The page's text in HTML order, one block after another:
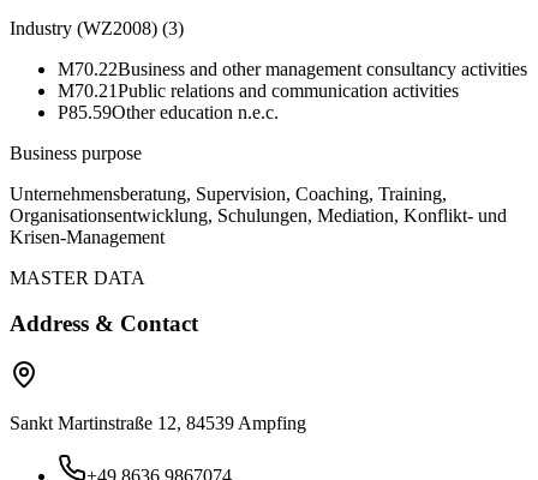
Industry (WZ2008) (3)
M70.22Business and other management consultancy activities
M70.21Public relations and communication activities
P85.59Other education n.e.c.
Business purpose
Unternehmensberatung, Supervision, Coaching, Training,
Organisationsentwicklung, Schulungen, Mediation, Konflikt- und
Krisen-Management
MASTER DATA
Address & Contact
Sankt Martinstraße 12, 84539 Ampfing